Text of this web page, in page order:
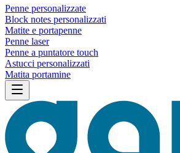
Penne personalizzate
Block notes personalizzati
Matite e portapenne
Penne laser
Penne a puntatore touch
Astucci personalizzati
Matita portamine